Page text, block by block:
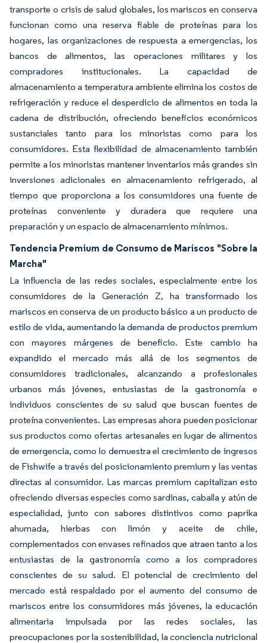
transporte o crisis de salud globales, los mariscos en conserva
funcionan como una reserva fiable de proteínas para los
hogares, las organizaciones de respuesta a emergencias, los
bancos de alimentos, las operaciones militares y los
compradores institucionales. La capacidad de
almacenamiento a temperatura ambiente elimina los costos de
refrigeración y reduce el desperdicio de alimentos en toda la
cadena de distribución, ofreciendo beneficios económicos
sustanciales tanto para los minoristas como para los
consumidores. Esta flexibilidad de almacenamiento también
permite a los minoristas mantener inventarios más grandes sin
inversiones adicionales en almacenamiento refrigerado, al
tiempo que proporciona a los consumidores una fuente de
proteínas conveniente y duradera que requiere una
preparación y un espacio de almacenamiento mínimos.
Tendencia Premium de Consumo de Mariscos "Sobre la
Marcha"
La influencia de las redes sociales, especialmente entre los
consumidores de la Generación Z, ha transformado los
mariscos en conserva de un producto básico a un producto de
estilo de vida, aumentando la demanda de productos premium
con mayores márgenes de beneficio. Este cambio ha
expandido el mercado más allá de los segmentos de
consumidores tradicionales, alcanzando a profesionales
urbanos más jóvenes, entusiastas de la gastronomía e
individuos conscientes de su salud que buscan fuentes de
proteína convenientes. Las empresas ahora pueden posicionar
sus productos como ofertas artesanales en lugar de alimentos
de emergencia, como lo demuestra el crecimiento de ingresos
de Fishwife a través del posicionamiento premium y las ventas
directas al consumidor. Las marcas premium capitalizan esto
ofreciendo diversas especies como sardinas, caballa y atún de
especialidad, junto con sabores distintivos como paprika
ahumada, hierbas con limón y aceite de chile,
complementados con envases refinados que atraen tanto a los
entusiastas de la gastronomía como a los compradores
conscientes de su salud. El potencial de crecimiento del
mercado está respaldado por el aumento del consumo de
mariscos entre los consumidores más jóvenes, la educación
alimentaria impulsada por las redes sociales, las
preocupaciones por la sostenibilidad, la conciencia nutricional